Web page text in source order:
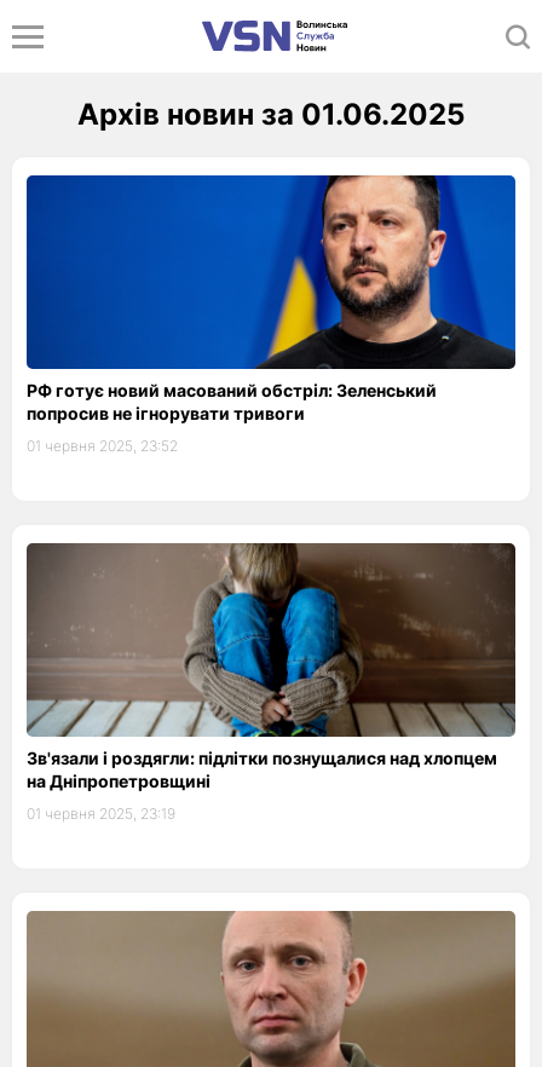
Архів новин за 01.06.2025
РФ готує новий масований обстріл: Зеленський
попросив не ігнорувати тривоги
01 червня 2025, 23:52
Зв'язали і роздягли: підлітки познущалися над хлопцем
на Дніпропетровщині
01 червня 2025, 23:19